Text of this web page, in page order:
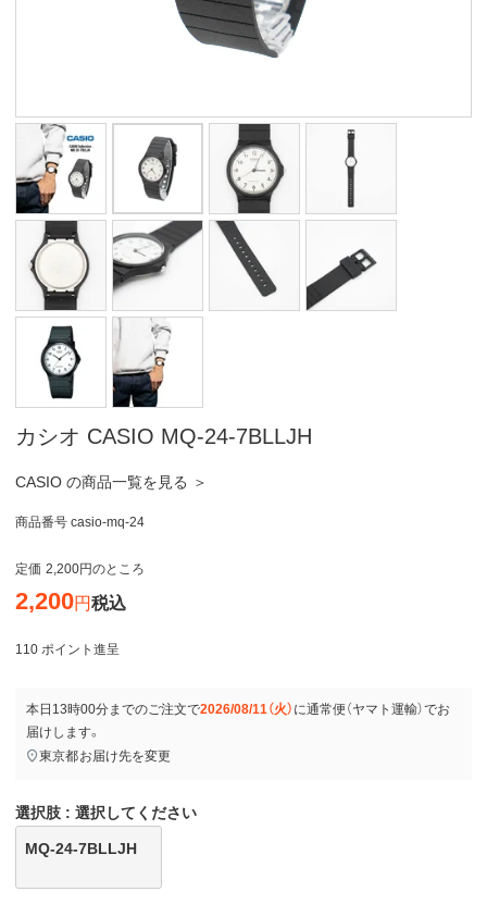
カシオ CASIO MQ-24-7BLLJH
CASIO の商品一覧を見る ＞
商品番号 casio-mq-24
定価 2,200 のところ
2,200 税込
110 ポイント進呈
本日 13時00分までのご注文で2026/08/11（火） に通常便（ヤマト運輸）でお
届けします。
東京都お届け先を変更
選択肢 選択してください
MQ-24-7BLLJH